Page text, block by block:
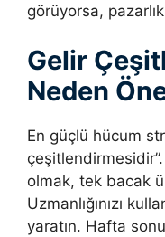
görüyorsa,
Gelir
Neden
En güçlü hücum
olmak, tek bacak
Uzmanlığınızı
yaratın. Hafta